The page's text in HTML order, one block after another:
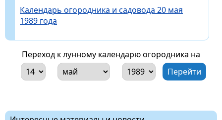
Календарь огородника и садовода 20 мая
1989 года
Переход к лунному календарю огородника на